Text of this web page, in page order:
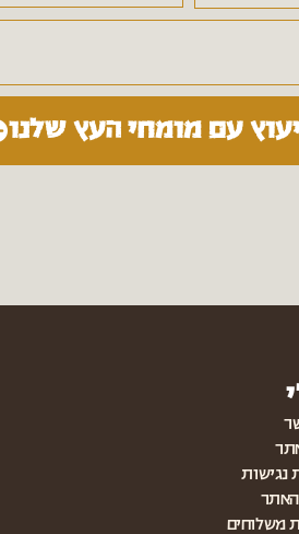
עם מומחי העץ שלנו
נגישות
האתר
משלוחים